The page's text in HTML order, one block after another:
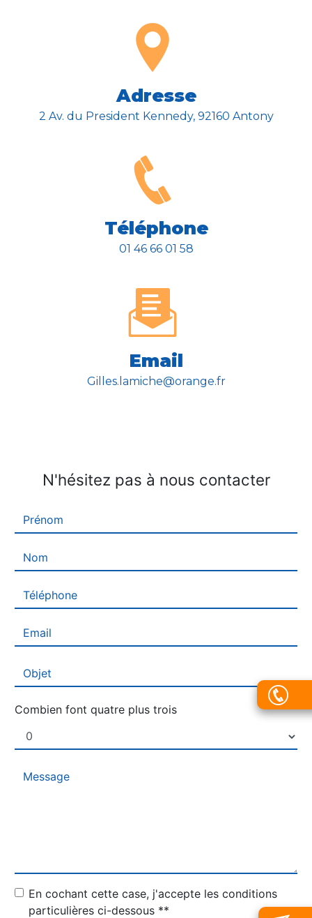
Adresse
2 Av. du President Kennedy, 92160 Antony
Téléphone
01 46 66 01 58
Email
gilles.lamiche@orange.fr
N'hésitez pas à nous contacter
Combien font quatre plus trois
En cochant cette case, j'accepte les conditions
particulières ci-dessous **